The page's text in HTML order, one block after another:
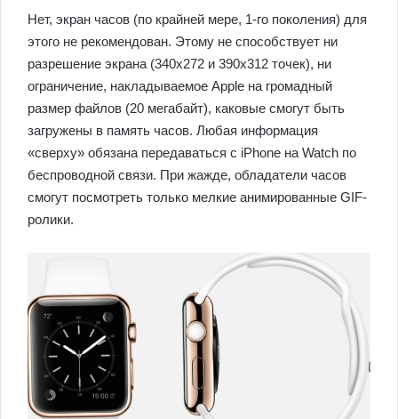
Нет, экран часов (по крайней мере, 1-го поколения) для
этого не рекомендован. Этому не способствует ни
разрешение экрана (340х272 и 390х312 точек), ни
ограничение, накладываемое Apple на громадный
размер файлов (20 мегабайт), каковые смогут быть
загружены в память часов. Любая информация
«сверху» обязана передаваться с iPhone на Watch по
беспроводной связи. При жажде, обладатели часов
смогут посмотреть только мелкие анимированные GIF-
ролики.